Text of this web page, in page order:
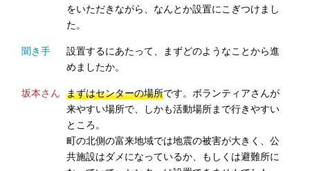
をいただきながら、なんとか設置にこぎつけまし
た。
聞き手
設置するにあたって、まずどのようなことから進
めましたか。
坂本さん まずはセンターの場所です。ボランティアさんが
来やすい場所で、しかも活動場所まで行きやすい
ところ。
町の北側の富来地域では地震の被害が大きく、公
共施設はダメになっているか、もしくは避難所に